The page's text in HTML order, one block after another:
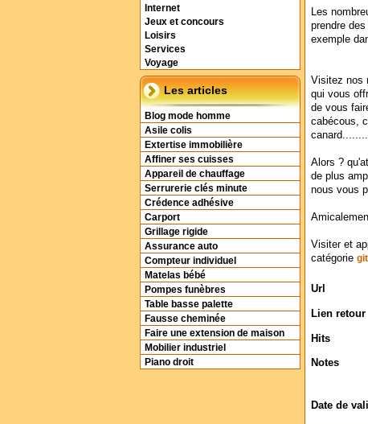
Internet
Jeux et concours
Loisirs
Services
Voyage
Les articles
Blog mode homme
Asile colis
Extertise immobilière
Affiner ses cuisses
Appareil de chauffage
Serrurerie clés minute
Crédence adhésive
Carport
Grillage rigide
Assurance auto
Compteur individuel
Matelas bébé
Pompes funèbres
Table basse palette
Fausse cheminée
Faire une extension de maison
Mobilier industriel
Piano droit
Les
prendre
exemple
Visitez nos
qui vous
de vous
cabécous,
Alors ?
de plus
nous vous
Visiter et
catégorie
Url
Lien retour
Hits
Notes
Date de